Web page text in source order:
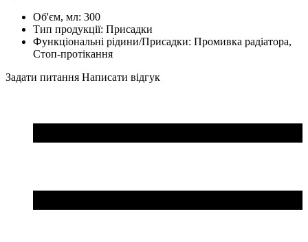
Об'єм, мл: 300
Тип продукції: Присадки
Функціональні рідини/Присадки: Промивка радіатора,
Стоп-протікання
Задати питання Написати відгук